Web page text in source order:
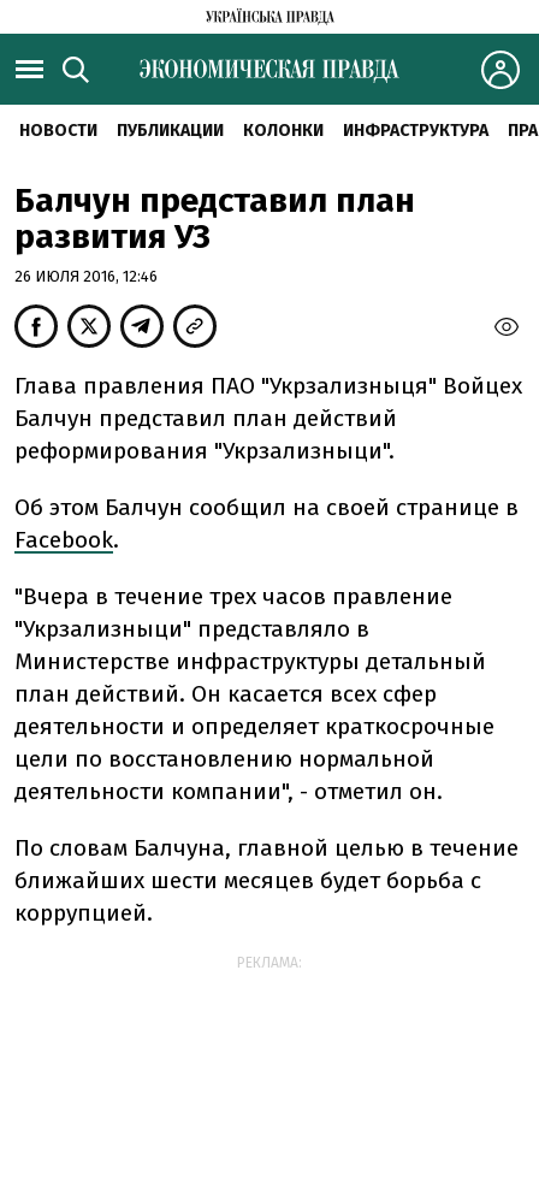
НОВОСТИ ПУБЛИКАЦИИ КОЛОНКИ ИНФРАСТРУКТУРА
Балчун представил план
развития УЗ
26 ИЮЛЯ 2016, 12:46
Глава правления ПАО "Укрзализныця" Войцех
Балчун представил план действий
реформирования "Укрзализныци".
Об этом Балчун сообщил на своей странице в
Facebook.
"Вчера в течение трех часов правление
"Укрзализныци" представляло в
Министерстве инфраструктуры детальный
план действий. Он касается всех сфер
деятельности и определяет краткосрочные
цели по восстановлению нормальной
деятельности компании", - отметил он.
По словам Балчуна, главной целью в течение
ближайших шести месяцев будет борьба с
коррупцией.
РЕКЛАМА: